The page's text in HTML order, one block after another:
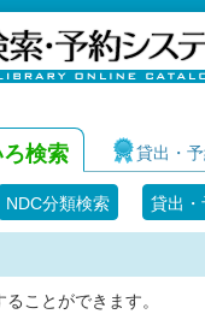
検索 貸出・
NDC分類検索 貸出
ことができます。